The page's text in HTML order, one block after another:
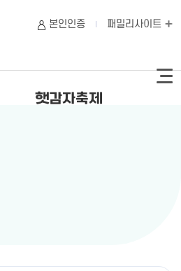
햇감자축제
본인인증 패밀리사이트